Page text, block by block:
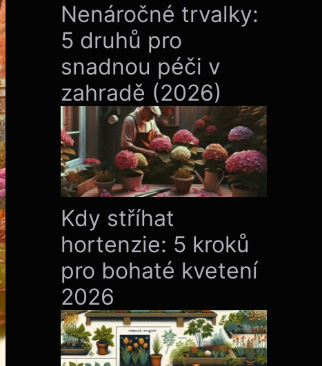
Nenáročné trvalky:
5 druhů pro
snadnou péči v
zahradě (2026)
Kdy stříhat
hortenzie: 5 kroků
pro bohaté kvetení
2026